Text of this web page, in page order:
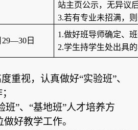
站主页公示，无异议
3.若有专业未招满，
29—30日
1.做好班导师确定、
2.学生持学生处出具
重视，认真做好“实验班”、
班”、“基地班”人才培养方
好教学工作。